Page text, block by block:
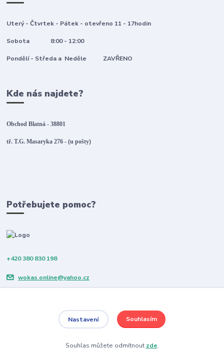
Uterý - Čtvrtek - Pátek - otevřeno 11 - 17hodin
Sobota 8:00 - 12:00
Pondělí - Středa a Neděle ZAVŘENO
Kde nás najdete?
Obchod Blatná - 38801
tř. T.G. Masaryka 276 - (u pošty)
Potřebujete pomoc?
+420 380 830 198
wokas.online@yahoo.cz
Vytvořeno na Eshop-rychle.cz
Nastavení Souhlasím
Souhlas můžete odmítnout zde.